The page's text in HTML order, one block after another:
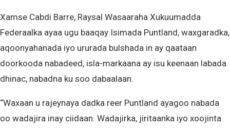
Xamse Cabdi Barre, Raysal Wasaaraha Xukuumadda
Federaalka ayaa ugu baaqay Isimada Puntland, waxgaradka,
aqoonyahanada iyo ururada bulshada in ay qaataan
doorkooda nabadeed, isla-markaana ay isu keenaan labada
dhinac, nabadna ku soo dabaalaan.
“Waxaan u rajeynaya dadka reer Puntland ayagoo nabada
oo wadajira inay ciidaan. Wadajirka, jiritaanka iyo xoojinta